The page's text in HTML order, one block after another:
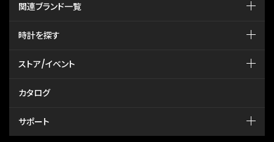
関連ブランド一覧
時計を探す
ストア/イベント
カタログ
サポート